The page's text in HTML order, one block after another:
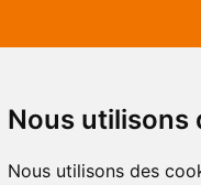
Nous utilisons
Nous utilisons des